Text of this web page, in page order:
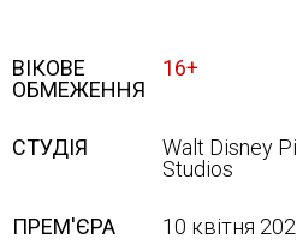
ВІКОВЕ
ОБМЕЖЕННЯ
16+
СТУДІЯ
Walt Disney
Studios
ПРЕМ'ЄРА 10 квітня